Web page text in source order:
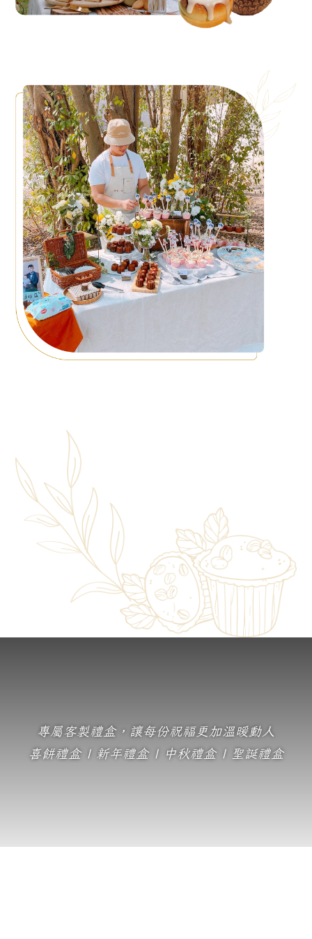
專屬客製禮盒，讓每份祝福更加溫暖動人
喜餅禮盒 | 新年禮盒 | 中秋禮盒 | 聖誕禮盒